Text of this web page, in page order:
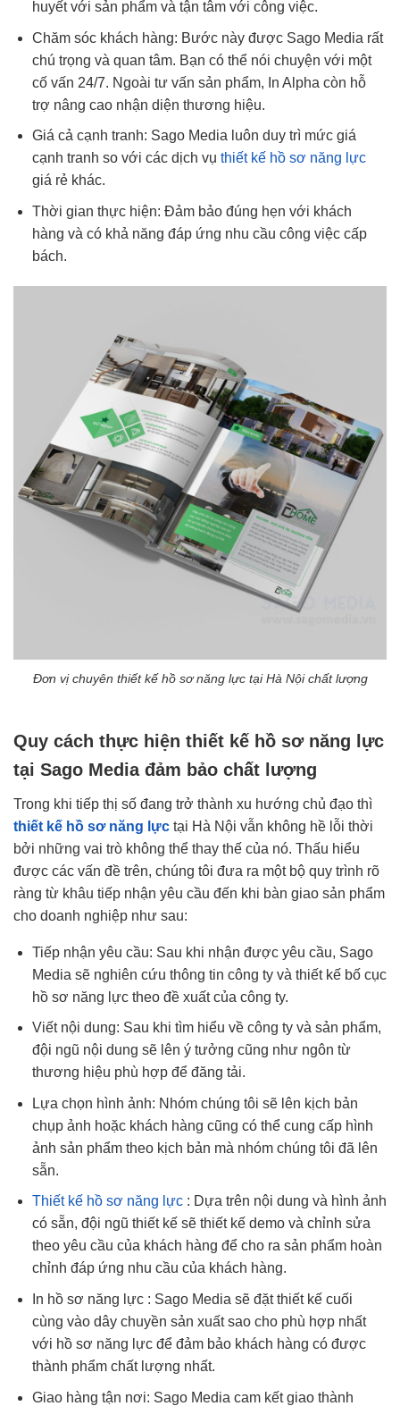
huyết với sản phẩm và tận tâm với công việc.
Chăm sóc khách hàng: Bước này được Sago Media rất
chú trọng và quan tâm. Bạn có thể nói chuyện với một
cố vấn 24/7. Ngoài tư vấn sản phẩm, In Alpha còn hỗ
trợ nâng cao nhận diện thương hiệu.
Giá cả cạnh tranh: Sago Media luôn duy trì mức giá
cạnh tranh so với các dịch vụ thiết kế hồ sơ năng lực
giá rẻ khác.
Thời gian thực hiện: Đảm bảo đúng hẹn với khách
hàng và có khả năng đáp ứng nhu cầu công việc cấp
bách.
Đơn vị chuyên thiết kế hồ sơ năng lực tại Hà Nội chất lượng
Quy cách thực hiện thiết kế hồ sơ năng lực
tại Sago Media đảm bảo chất lượng
Trong khi tiếp thị số đang trở thành xu hướng chủ đạo thì
thiết kế hồ sơ năng lực tại Hà Nội vẫn không hề lỗi thời
bởi những vai trò không thể thay thế của nó. Thấu hiểu
được các vấn đề trên, chúng tôi đưa ra một bộ quy trình rõ
ràng từ khâu tiếp nhận yêu cầu đến khi bàn giao sản phẩm
cho doanh nghiệp như sau:
Tiếp nhận yêu cầu: Sau khi nhận được yêu cầu, Sago
Media sẽ nghiên cứu thông tin công ty và thiết kế bố cục
hồ sơ năng lực theo đề xuất của công ty.
Viết nội dung: Sau khi tìm hiểu về công ty và sản phẩm,
đội ngũ nội dung sẽ lên ý tưởng cũng như ngôn từ
thương hiệu phù hợp để đăng tải.
Lựa chọn hình ảnh: Nhóm chúng tôi sẽ lên kịch bản
chụp ảnh hoặc khách hàng cũng có thể cung cấp hình
ảnh sản phẩm theo kịch bản mà nhóm chúng tôi đã lên
sẵn.
Thiết kế hồ sơ năng lực: Dựa trên nội dung và hình ảnh
có sẵn, đội ngũ thiết kế sẽ thiết kế demo và chỉnh sửa
theo yêu cầu của khách hàng để cho ra sản phẩm hoàn
chỉnh đáp ứng nhu cầu của khách hàng.
In hồ sơ năng lực : Sago Media sẽ đặt thiết kế cuối
cùng vào dây chuyền sản xuất sao cho phù hợp nhất
với hồ sơ năng lực để đảm bảo khách hàng có được
thành phẩm chất lượng nhất.
Giao hàng tận nơi: Sago Media cam kết giao thành